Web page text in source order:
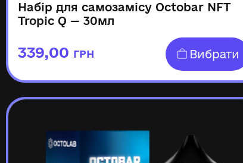
Набір для самозамісу Octobar NFT
Tropic Q — 30мл
339,00 ГРН Вибрати